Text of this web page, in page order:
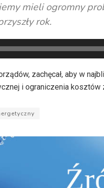
mieli ogromny
rok.
zachęcał, aby w
i ograniczenia kosztów